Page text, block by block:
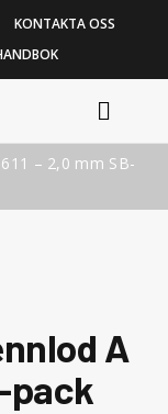
KONTAKTA OSS
– 2,0 mm SB-
A
pack